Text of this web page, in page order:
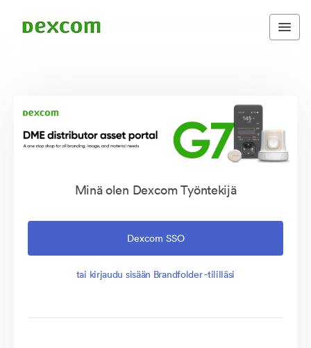
Minä olen Dexcom Työntekijä
Dexcom SSO
tai kirjaudu sisään Brandfolder -tililläsi